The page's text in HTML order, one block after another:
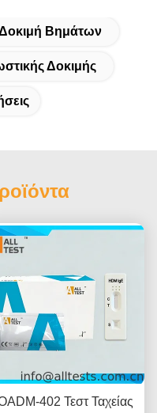
Βημάτων
Δοκιμής
402 Τεστ Ταχείας